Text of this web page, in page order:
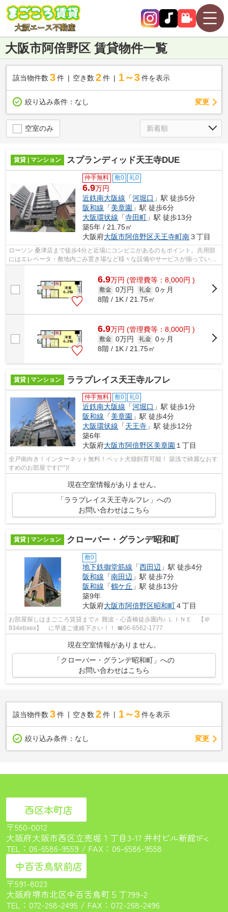
大阪市阿倍野区 賃貸物件一覧
該当物件数 3件 空き数 2 件 1～3 件を表示
絞り込み条件： なし 変更
空室のみ
賃貸 | マンション スプランディッド天王寺DUE
仲手無料 敷0 礼0
6.9万円
近鉄南大阪線 「河堀口 」駅 徒歩5分
阪和線 「美章園 」駅 徒歩6分
大阪環状線 「寺田町 」駅 徒歩13分
築5年 / 21.75㎡
大阪府大阪市阿倍野区天王寺町南３丁目
ローソン 桑津店まで徒歩4分と近場にコンビニがあるのもポイント。共用部
にはエレベータ・敷地内ごみ置き場など様々な設備やサービスが揃っている
ので便利です。駅まで徒歩5分の立地が...
6.9万円 (管理費等：8,000円 )
敷金 0万円 礼金 0ヶ月
8階 / 1K / 21.75㎡
6.9万円 (管理費等：8,000円 )
敷金 0万円 礼金 0ヶ月
8階 / 1K / 21.75㎡
賃貸 | マンション ララプレイス天王寺ルフレ
仲手無料 敷0 礼0
近鉄南大阪線 「河堀口 」駅 徒歩1分
阪和線 「美章園 」駅 徒歩4分
大阪環状線 「天王寺 」駅 徒歩12分
築6年
大阪府大阪市阿倍野区美章園 １丁目
全戸南向き！インターネット無料！ペット犬猫飼育可能！ 築浅で綺麗なおす
すめのお部屋です(^^)!
現在空室情報がありません。
「ララプレイス天王寺ルフレ」への
お問い合わせはこちら
賃貸 | マンション クローバー・グランデ昭和町
敷0
地下鉄御堂筋線 「西田辺 」駅 徒歩4分
阪和線 「南田辺 」駅 徒歩7分
阪和線 「鶴ケ丘 」駅 徒歩13分
築9年
大阪府大阪市阿倍野区昭和町４丁目
お部屋探しはまごころ賃貸まで♬ 難波・心斎橋徒歩圏内♪ ＬＩＮＥ 【＠
934ebxex】 に早速ご連絡下さい！！ ☎06-6562-1777
現在空室情報がありません。
「クローバー・グランデ昭和町」への
お問い合わせはこちら
該当物件数 3件 空き数 2 件 1～3 件を表示
絞り込み条件： なし 変更
西区本町店
〒550-0012
大阪府大阪市西区立売堀１丁目3-17 井村ビル新館1F<
TEL： 06-6586-9559 / FAX：06-6586-9558
中百舌鳥駅前店
〒591-8023
大阪府堺市北区中百舌鳥町５丁799-2
TEL： 072-268-2495 / FAX：072-268-2496